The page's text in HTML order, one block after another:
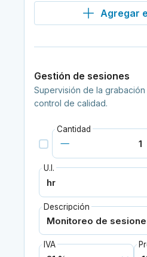
Agregar
Gestión de sesiones
Supervisión de la
control de calidad.
Cantidad
U.I.
Descripción
IVA